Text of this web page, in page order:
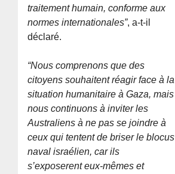
traitement humain, conforme aux
normes internationales”, a-t-il
déclaré.
“Nous comprenons que des
citoyens souhaitent réagir face à la
situation humanitaire à Gaza, mais
nous continuons à inviter les
Australiens à ne pas se joindre à
ceux qui tentent de briser le blocus
naval israélien, car ils
s’exposerent eux-mêmes et